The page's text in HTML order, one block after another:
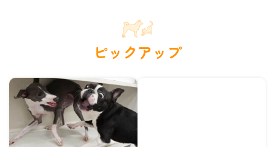
ピックアップ